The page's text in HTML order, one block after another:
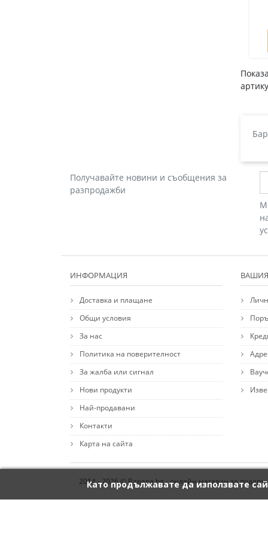
Като продължавате да използвате
Бар
Получавайте новини и съобщения за
разпродажби
ИНФОРМАЦИЯ
Доставка и плащане
Общи условия
За нас
Политика на поверителност
За жалба или сигнал
Нови продукти
Най-продавани
Контакти
Карта на сайта
2014 - 2026 © Banana.bg - онлайн магазин за